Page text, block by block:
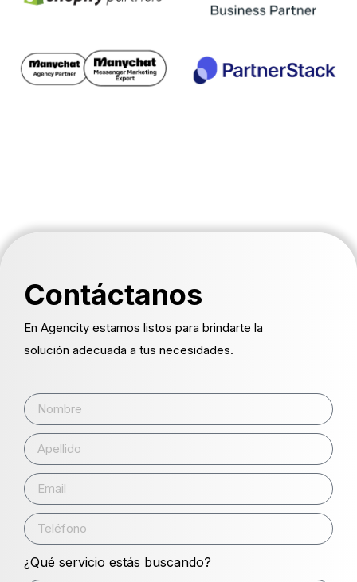
Contáctanos
En Agencity estamos listos para brindarte la
solución adecuada a tus necesidades.
¿Qué servicio estás buscando?